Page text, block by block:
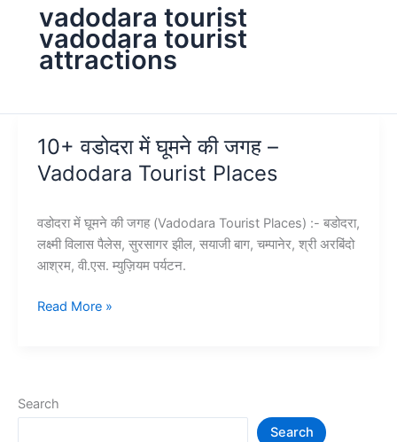
vadodara tourist
vadodara tourist
attractions
10+ वडोदरा में घूमने की जगह –
Vadodara Tourist Places
वडोदरा में घूमने की जगह (Vadodara Tourist Places) :- बडोदरा,
लक्ष्मी विलास पैलेस, सुरसागर झील, सयाजी बाग, चम्पानेर, श्री अरबिंदो
आश्रम, वी.एस. म्युज़ियम पर्यटन.
10+
जगह
Read More »
Search
Search